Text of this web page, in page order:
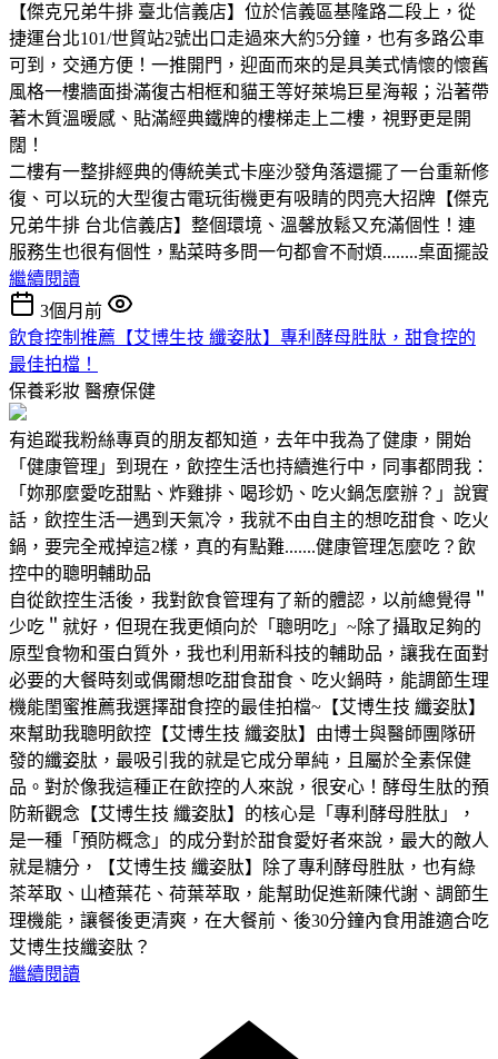
【傑克兄弟牛排 臺北信義店】位於信義區基隆路二段上，從
捷運台北101/世貿站2號出口走過來大約5分鐘，也有多路公車
可到，交通方便！一推開門，迎面而來的是具美式情懷的懷舊
風格一樓牆面掛滿復古相框和貓王等好萊塢巨星海報；沿著帶
著木質溫暖感、貼滿經典鐵牌的樓梯走上二樓，視野更是開
闊！
二樓有一整排經典的傳統美式卡座沙發角落還擺了一台重新修
復、可以玩的大型復古電玩街機更有吸睛的閃亮大招牌【傑克
兄弟牛排 台北信義店】整個環境、溫馨放鬆又充滿個性！連
服務生也很有個性，點菜時多問一句都會不耐煩........桌面擺設
繼續閱讀
3個月前
飲食控制推薦【艾博生技 纖姿肽】專利酵母胜肽，甜食控的
最佳拍檔！
保養彩妝 醫療保健
有追蹤我粉絲專頁的朋友都知道，去年中我為了健康，開始
「健康管理」到現在，飲控生活也持續進行中，同事都問我：
「妳那麼愛吃甜點、炸雞排、喝珍奶、吃火鍋怎麼辦？」說實
話，飲控生活一遇到天氣冷，我就不由自主的想吃甜食、吃火
鍋，要完全戒掉這2樣，真的有點難.......健康管理怎麼吃？飲
控中的聰明輔助品
自從飲控生活後，我對飲食管理有了新的體認，以前總覺得＂
少吃＂就好，但現在我更傾向於「聰明吃」~除了攝取足夠的
原型食物和蛋白質外，我也利用新科技的輔助品，讓我在面對
必要的大餐時刻或偶爾想吃甜食甜食、吃火鍋時，能調節生理
機能閨蜜推薦我選擇甜食控的最佳拍檔~【艾博生技 纖姿肽】
來幫助我聰明飲控【艾博生技 纖姿肽】由博士與醫師團隊研
發的纖姿肽，最吸引我的就是它成分單純，且屬於全素保健
品。對於像我這種正在飲控的人來說，很安心！酵母生肽的預
防新觀念【艾博生技 纖姿肽】的核心是「專利酵母胜肽」，
是一種「預防概念」的成分對於甜食愛好者來說，最大的敵人
就是糖分，【艾博生技 纖姿肽】除了專利酵母胜肽，也有綠
茶萃取、山楂葉花、荷葉萃取，能幫助促進新陳代謝、調節生
理機能，讓餐後更清爽，在大餐前、後30分鐘內食用誰適合吃
艾博生技纖姿肽？
繼續閱讀